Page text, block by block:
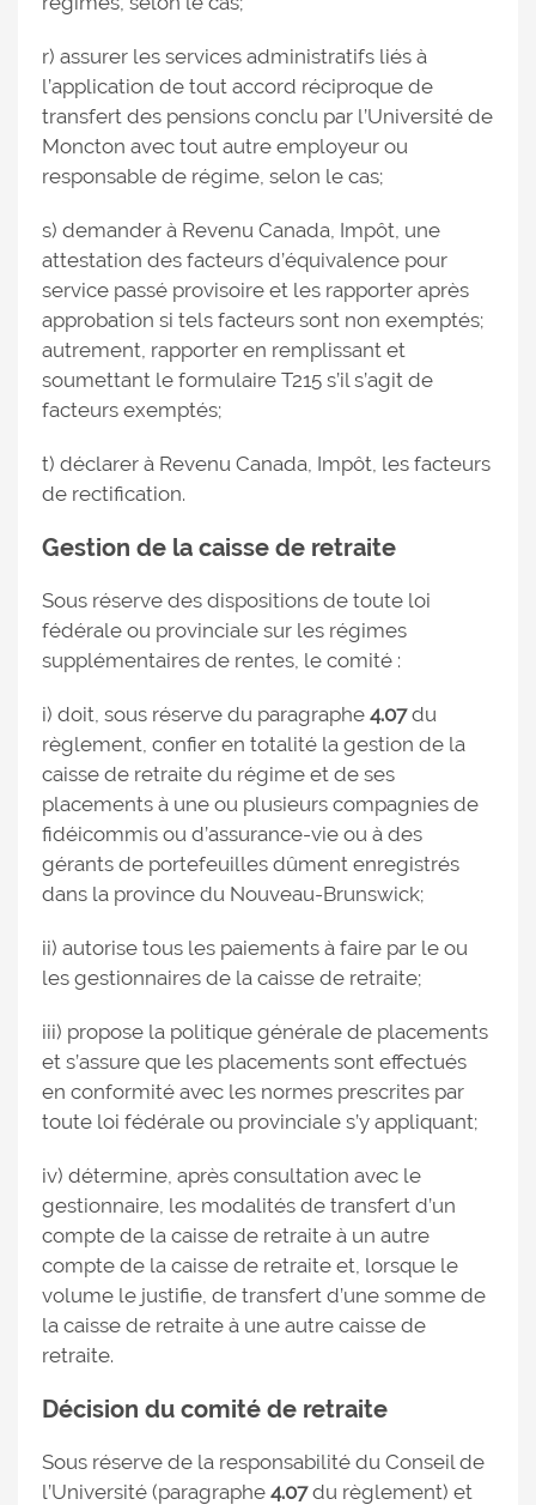
r) assurer les services administratifs liés à
l’application de tout accord réciproque de
transfert des pensions conclu par l’Université de
Moncton avec tout autre employeur ou
responsable de régime, selon le cas;
s) demander à Revenu Canada, Impôt, une
attestation des facteurs d’équivalence pour
service passé provisoire et les rapporter après
approbation si tels facteurs sont non exemptés;
autrement, rapporter en remplissant et
soumettant le formulaire T215 s’il s’agit de
facteurs exemptés;
t) déclarer à Revenu Canada, Impôt, les facteurs
de rectification.
Gestion de la caisse de retraite
Sous réserve des dispositions de toute loi
fédérale ou provinciale sur les régimes
supplémentaires de rentes, le comité :
i) doit, sous réserve du paragraphe 4.07du
règlement, confier en totalité la gestion de la
caisse de retraite du régime et de ses
placements à une ou plusieurs compagnies de
fidéicommis ou d’assurance-vie ou à des
gérants de portefeuilles dûment enregistrés
dans la province du Nouveau-Brunswick;
ii) autorise tous les paiements à faire par le ou
les gestionnaires de la caisse de retraite;
iii) propose la politique générale de placements
et s’assure que les placements sont effectués
en conformité avec les normes prescrites par
toute loi fédérale ou provinciale s’y appliquant;
iv) détermine, après consultation avec le
gestionnaire, les modalités de transfert d’un
compte de la caisse de retraite à un autre
compte de la caisse de retraite et, lorsque le
volume le justifie, de transfert d’une somme de
la caisse de retraite à une autre caisse de
retraite.
Décision du comité de retraite
Sous réserve de la responsabilité du Conseil de
l’Université (paragraphe 4.07du règlement) et